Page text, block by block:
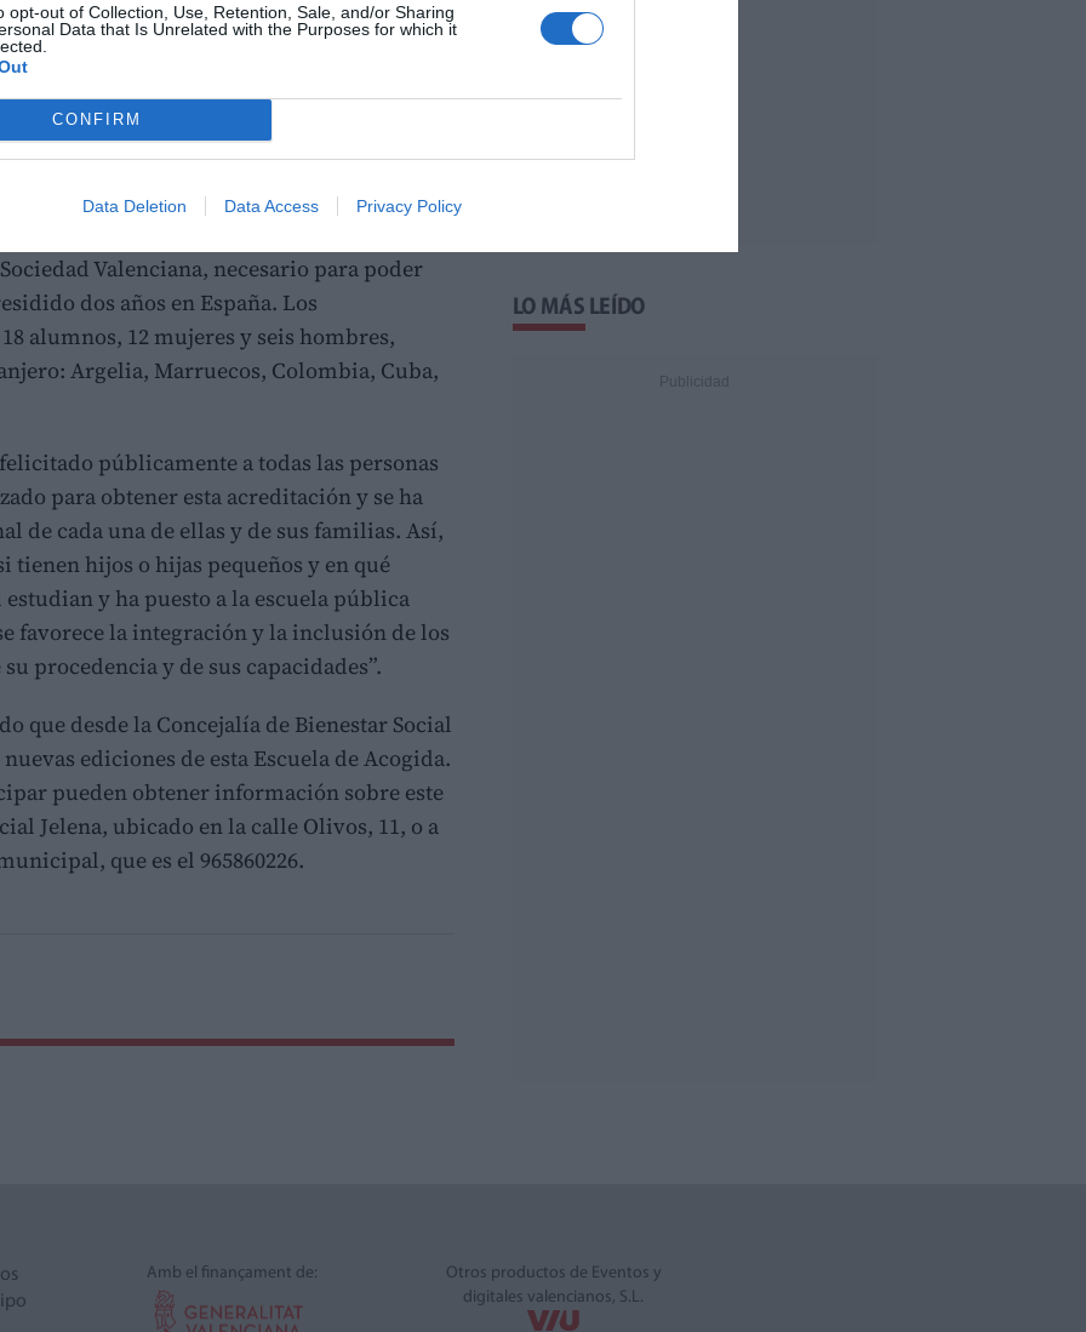
opt-out of Collection, Use, Retention, Sale, and/or Sharing
Data that Is Unrelated with the Purposes for which it
CONFIRM
Data Deletion Data Access Privacy Policy
y la edil de Bienestar Social, Ángela
de diplomas a las personas que han
de Acogida, unos diplomas que
tras haber superado el Programa
Valenciana, necesario para poder
dos años en España. Los
alumnos, 12 mujeres y seis hombres,
Argelia, Marruecos, Colombia, Cuba,
públicamente a todas las personas
para obtener esta acreditación y se ha
de cada una de ellas y de sus familias. Así,
hijos o hijas pequeños y en qué
y ha puesto a la escuela pública
favorece la integración y la inclusión de los
procedencia y de sus capacidades”.
que desde la Concejalía de Bienestar Social
ediciones de esta Escuela de Acogida.
pueden obtener información sobre este
Jelena, ubicado en la calle Olivos, 11, o a
que es el 965860226.
LO MÁS LEÍDO
Amb el finançament de:
Otros productos de Eventos y
digitales valencianos, S.L.